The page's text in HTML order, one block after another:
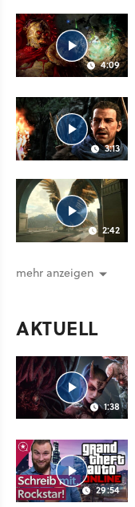
4:09
3:13
2:42
mehr anzeigen
AKTUELL
1:38
29:54